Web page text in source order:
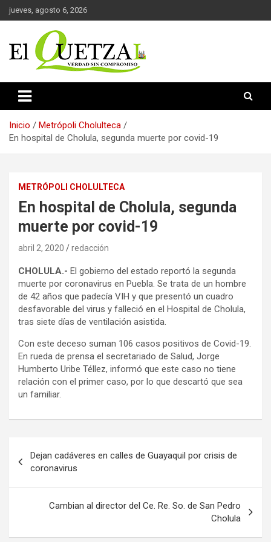
Saltar
al
jueves, agosto 6, 2026
El Quetzal de Cholula
Inicio
Metrópoli Cholulteca
En hospital de Cholula, segunda muerte por covid-19
METRÓPOLI CHOLULTECA
En hospital de Cholula, segunda
muerte por covid-19
abril 2, 2020 redacción
CHOLULA.- El gobierno del estado reportó la segunda
muerte por coronavirus en Puebla. Se trata de un hombre
de 42 años que padecía VIH y que presentó un cuadro
desfavorable del virus y falleció en el Hospital de Cholula,
tras siete días de ventilación asistida.
Con este deceso suman 106 casos positivos de Covid-19.
En rueda de prensa el secretariado de Salud, Jorge
Humberto Uribe Téllez, informó que este caso no tiene
relación con el primer caso, por lo que descartó que sea
un familiar.
de
entradas
Dejan cadáveres en calles de Guayaquil por crisis de
coronavirus
Cambian al director del Ce. Re. So. de San Pedro
Cholula